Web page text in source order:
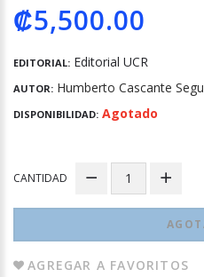
₡5,500.00
EDITORIAL: Editorial UCR
AUTOR: Humberto Cascante
DISPONIBILIDAD: Agotado
CANTIDAD
AGREGAR A FAVORITOS